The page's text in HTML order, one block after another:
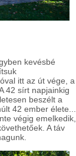
kevésbé
itt az út vége, a
42 sírt napjainkig
beszélt a
42 ember élete...
végig emelkedik,
A táv